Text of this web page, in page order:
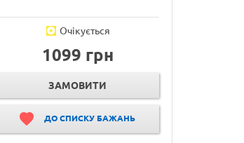
Очікується
1099 грн
ЗАМОВИТИ
ДО СПИСКУ БАЖАНЬ